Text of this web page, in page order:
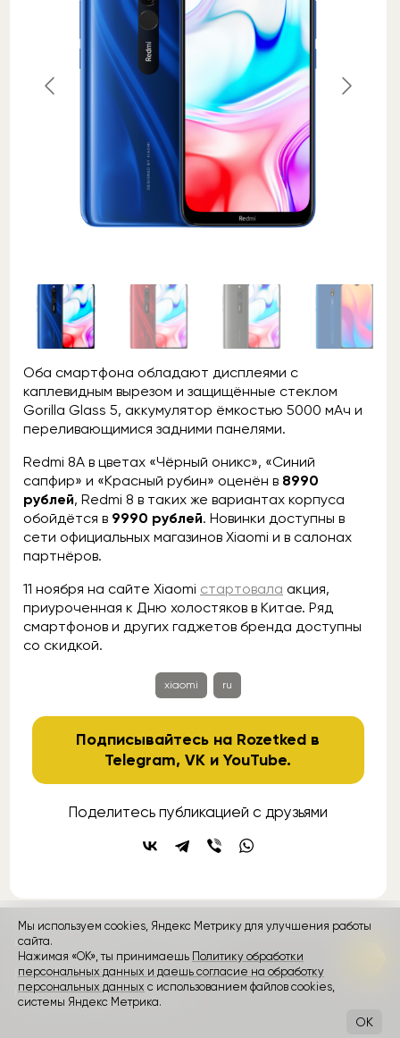
Оба смартфона обладают дисплеями с
каплевидным вырезом и защищённые стеклом
Gorilla Glass 5, аккумулятор ёмкостью 5000 мАч и
переливающимися задними панелями.
Redmi 8A в цветах «Чёрный оникс», «Синий
сапфир» и «Красный рубин» оценён в 8990
рублей, Redmi 8 в таких же вариантах корпуса
обойдётся в 9990 рублей. Новинки доступны в
сети официальных магазинов Xiaomi и в салонах
партнёров.
11 ноября на сайте Xiaomi стартовала акция,
приуроченная к Дню холостяков в Китае. Ряд
смартфонов и других гаджетов бренда доступны
со скидкой.
xiaomi ru
Подписывайтесь на Rozetked в
Telegram,VK иYouTube.
Поделитесь публикацией с друзьями
контакты
Rozetked © 2026
Пользовательское соглашение
Мы используем cookies, Яндекс Метрику для улучшения работы
сайта.
Нажимая «ОК», ты принимаешь Политику обработки
персональных данных и даешь согласие на обработку
персональных данных с использованием файлов cookies,
системы Яндекс Метрика.
OK